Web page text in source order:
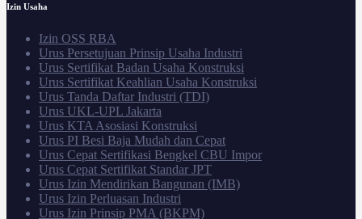
Izin Usaha
Izin OSS RBA
Urus Persetujuan Prinsip Usaha Industri
Urus Sertifikat Badan Usaha Konstruksi
Urus Sertifikat Keahlian Usaha Konstruksi
Urus Tanda Daftar Industri (TDI)
Urus UKL-UPL Jakarta
Urus KTA Asosiasi Konstruksi
Urus PI Besi Baja Mudah dan Cepat
Urus Cepat Sertifikasi Bengkel CBU Impor
Urus Cepat Sertifikat Standar JPT
Urus Izin Mendirikan Bangunan (IMB)
Urus Izin Perluasan Industri
Urus Izin Prinsip PMA (BKPM)